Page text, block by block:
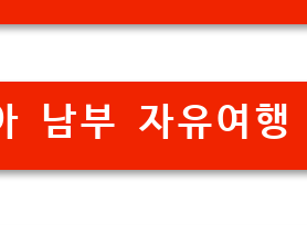
남부 자유여행